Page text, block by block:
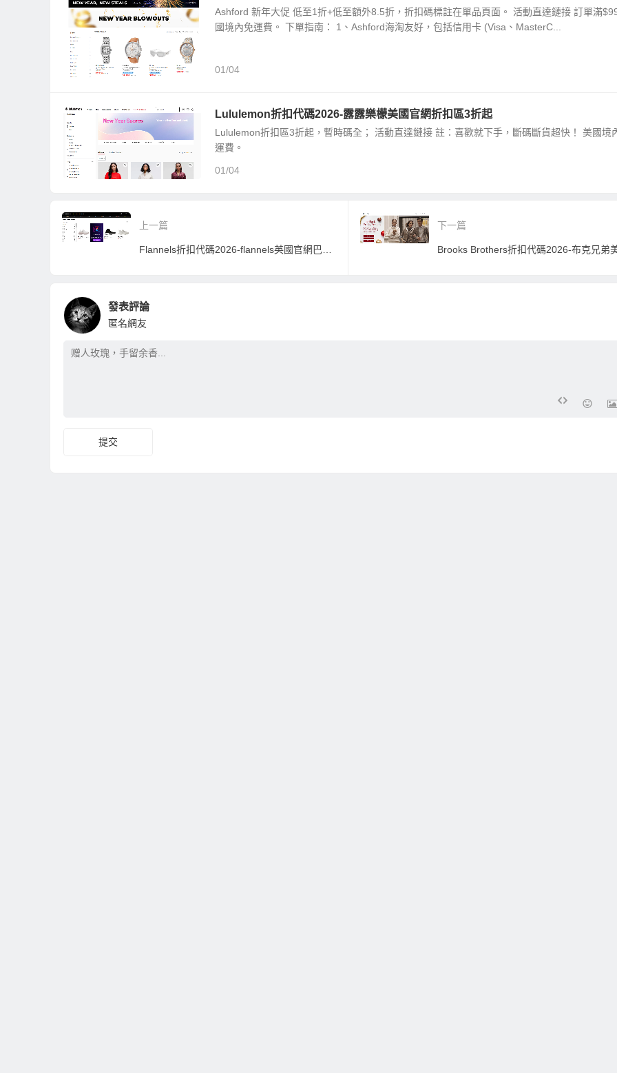
Ashford 新年大促 低至1折+低至額外8.5折，折扣碼標註在單品頁面。 活動直達鏈接 訂單滿
國境內免運費。 下單指南： 1、Ashford海淘友好，包括信用卡 (Visa、MasterC...
01/04
Lululemon折扣代碼2026-露露樂檬美國官網折扣區3折起
Lululemon折扣區3折起，暫時碼全； 活動直達鏈接 註：喜歡就下手，斷碼斷貨超快！ 美國境
運費。
01/04
上一篇 下一篇
發表評論
匿名網友
提交